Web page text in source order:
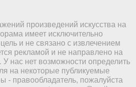
произведений искусства на
имеет исключительно
и не связано с извлечением
рекламой и не направлено на
нас нет возможности определить
на некоторые публикуемые
- правообладатель, пожалуйста